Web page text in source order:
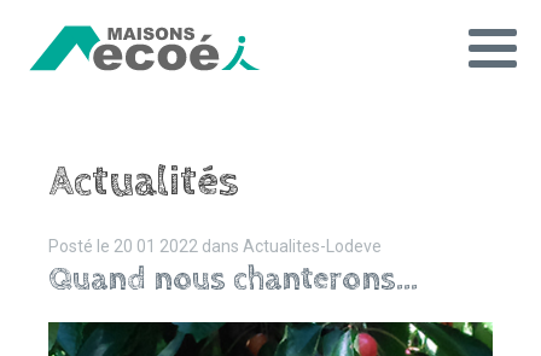
Actualités
Posté le 20 01 2022 dans Actualites-Lodeve
Quand nous chanterons...